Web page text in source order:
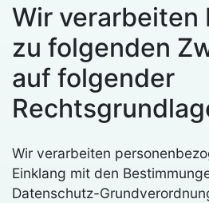
Wir verarbeiten
zu folgenden
auf folgender
Wir verarbeiten
Einklang mit den
Datenschutz-